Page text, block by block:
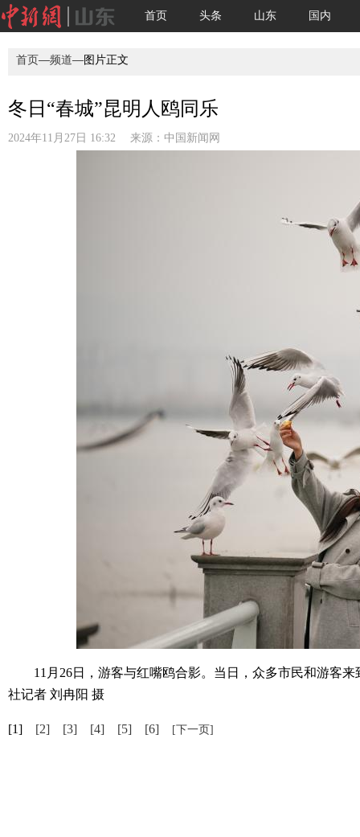
首页 头条 山东 国内
首页—频道—图片正文
冬日“春城”昆明人鸥同乐
2024年11月27日 16:32 来源： 中国新闻网
11月26日，游客与红嘴鸥合影。当日，众多市民和游客来
社记者 刘冉阳 摄
[1] [2] [3] [4] [5] [6] [下一页]